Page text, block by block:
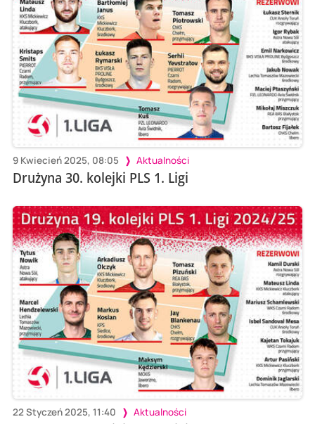
9 Kwiecień 2025, 08:05 Aktualności
Drużyna 30. kolejki PLS 1. Ligi
22 Styczeń 2025, 11:40 Aktualności